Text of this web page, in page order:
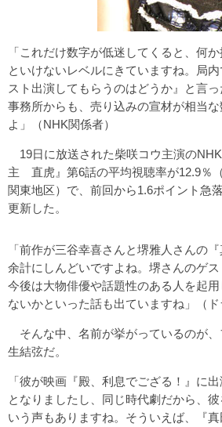
「これだけ数字が低迷してくると、何
といけないレベルにきていますね。局
スト出演してもらうのはどうか』と言
事務所からも、売り込みの宣材が相当
よ」（NHK関係者）
19日に放送された柴咲コウ主演の
主 直虎』第6話の平均視聴率が12.9％
関東地区）で、前回から1.6ポイント急
更新した。
「前作が三谷幸喜さんと堺雅人さんの
余計にしんどいですよね。堺さんのゲス
今後は大物俳優や話題性のある人を起
ないかといった話も出ていますね」（ド
そんな中、名前が挙がっているのが、
生結弦だ。
「彼が映画『殿、利息でござる！』に
となりましたし、同じ時代劇だから、
いう声もありますね。そういえば、『